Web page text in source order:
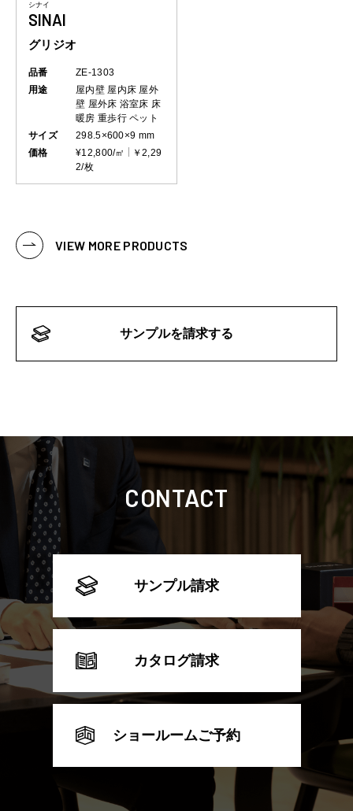
シナイ
SINAI
グリジオ
品番
ZE-1303
用途
屋内壁 屋内床 屋外
壁 屋外床 浴室床 床
暖房 重歩行 ペット
サイズ
298.5×600×9 mm
価格
¥12,800/㎡
￥2,29
2/枚
VIEW MORE PRODUCTS
サンプルを請求する
CONTACT
サンプル請求
カタログ請求
ショールームご予約